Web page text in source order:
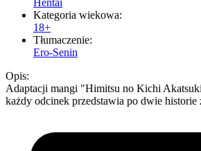
Hentai
Kategoria wiekowa:
18+
Tłumaczenie:
Ero-Senin
Opis:
Adaptacji mangi "Himitsu no Kichi
każdy odcinek przedstawia po dwie historie